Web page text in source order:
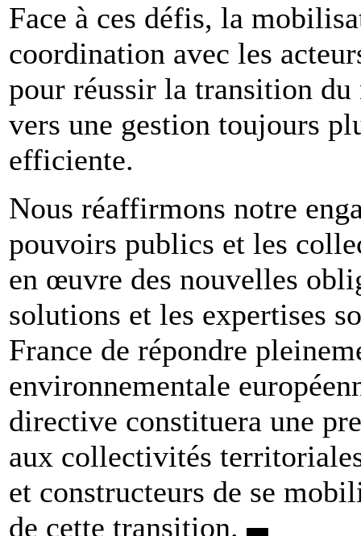
Face à ces défis, la
coordination avec les
pour réussir la transition du
vers une gestion toujours
efficiente.
Nous réaffirmons notre
pouvoirs publics et les
en œuvre des nouvelles
solutions et les expertises
France de répondre
environnementale
directive constituera une
aux collectivités
et constructeurs de se
de cette transition. ▄